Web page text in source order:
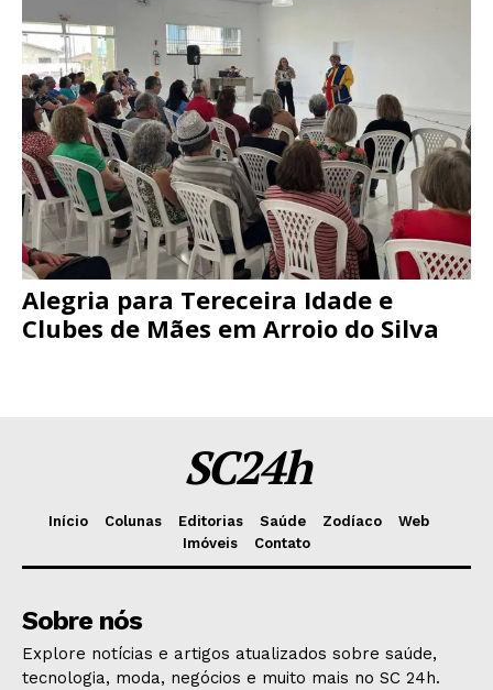
Alegria para Tereceira Idade e
Clubes de Mães em Arroio do Silva
SC24h
Início Colunas Editorias Saúde Zodíaco
Web
Imóveis
Contato
Sobre nós
Explore notícias e artigos atualizados sobre saúde,
tecnologia, moda, negócios e muito mais no SC 24h.